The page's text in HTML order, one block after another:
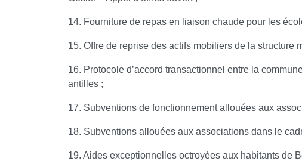
14. Fourniture de repas en liaison chaude pour les
15. Offre de reprise des actifs mobiliers de la structure
16. Protocole d’accord transactionnel entre la
antilles ;
17. Subventions de fonctionnement allouées aux
18. Subventions allouées aux associations dans le
19. Aides exceptionnelles octroyées aux habitants de